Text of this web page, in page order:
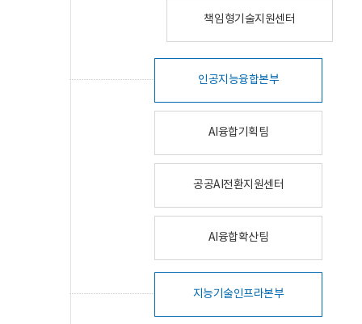
책임형기술지원센터
인공지능융합본부
AI융합기획팀
공공AI전환지원센터
AI융합확산팀
지능기술인프라본부